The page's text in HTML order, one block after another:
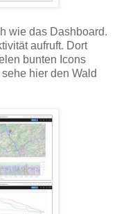
wie das Dashboard.
aufruft. Dort
bunten Icons
hier den Wald